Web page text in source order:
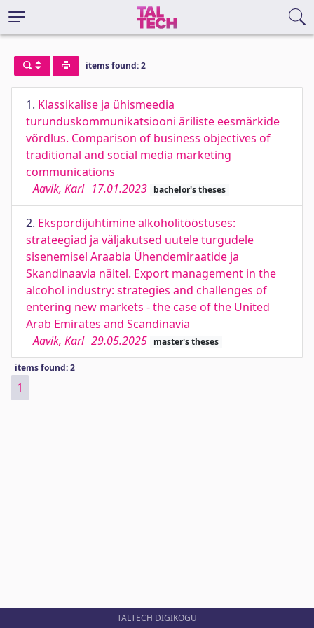
items found: 2
1. Klassikalise ja ühismeedia
turunduskommunikatsiooni äriliste eesmärkide
võrdlus. Comparison of business objectives of
traditional and social media marketing
communications
Aavik, Karl 17.01.2023 bachelor's theses
2. Ekspordijuhtimine alkoholitööstuses:
strateegiad ja väljakutsed uutele turgudele
sisenemisel Araabia Ühendemiraatide ja
Skandinaavia näitel. Export management in the
alcohol industry: strategies and challenges of
entering new markets - the case of the United
Arab Emirates and Scandinavia
Aavik, Karl 29.05.2025 master's theses
items found: 2
1
TALTECH DIGIKOGU